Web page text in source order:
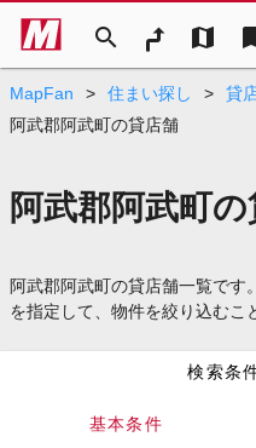
search map
MapFan > 住まい探し > 貸
阿武郡阿武町の貸店舗
阿武郡阿武町
阿武郡阿武町の貸店舗一覧です
を指定して、物件を絞り込むこ
検索条
基本条件